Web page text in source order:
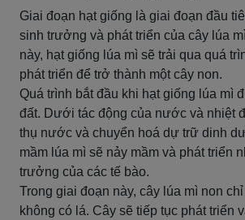
Giai đoạn hạt giống là giai đoạn đầu
sinh trưởng và phát triển của cây lúa
này, hạt giống lúa mì sẽ trải qua quá
phát triển để trở thành một cây non.
Quá trình bắt đầu khi hạt giống lúa mì
đất. Dưới tác động của nước và nhiệt
thụ nước và chuyển hoá dự trữ dinh
mầm lúa mì sẽ nảy mầm và phát triển
trưởng của các tế bào.
Trong giai đoạn này, cây lúa mì non
không có lá. Cây sẽ tiếp tục phát triển